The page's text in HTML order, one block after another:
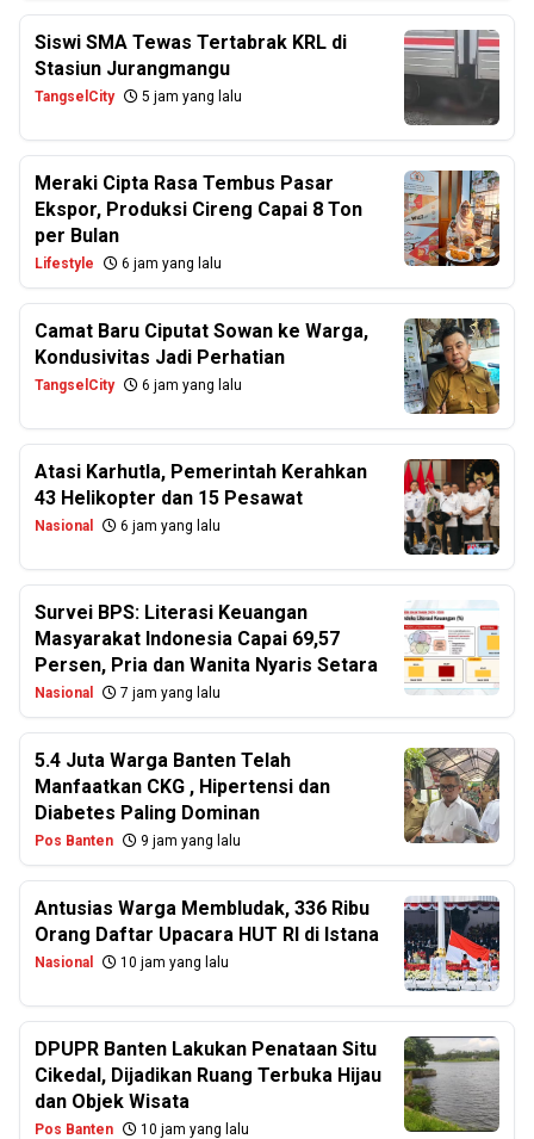
Siswi SMA Tewas Tertabrak KRL di
Stasiun Jurangmangu
TangselCity 5 jam yang lalu
Meraki Cipta Rasa Tembus Pasar
Ekspor, Produksi Cireng Capai 8 Ton
per Bulan
Lifestyle 6 jam yang lalu
Camat Baru Ciputat Sowan ke Warga,
Kondusivitas Jadi Perhatian
TangselCity 6 jam yang lalu
Atasi Karhutla, Pemerintah Kerahkan
43 Helikopter dan 15 Pesawat
Nasional 6 jam yang lalu
Survei BPS: Literasi Keuangan
Masyarakat Indonesia Capai 69,57
Persen, Pria dan Wanita Nyaris Setara
Nasional 7 jam yang lalu
5.4 Juta Warga Banten Telah
Manfaatkan CKG , Hipertensi dan
Diabetes Paling Dominan
Pos Banten 9 jam yang lalu
Antusias Warga Membludak, 336 Ribu
Orang Daftar Upacara HUT RI di Istana
Nasional 10 jam yang lalu
DPUPR Banten Lakukan Penataan Situ
Cikedal, Dijadikan Ruang Terbuka Hijau
dan Objek Wisata
Pos Banten 10 jam yang lalu